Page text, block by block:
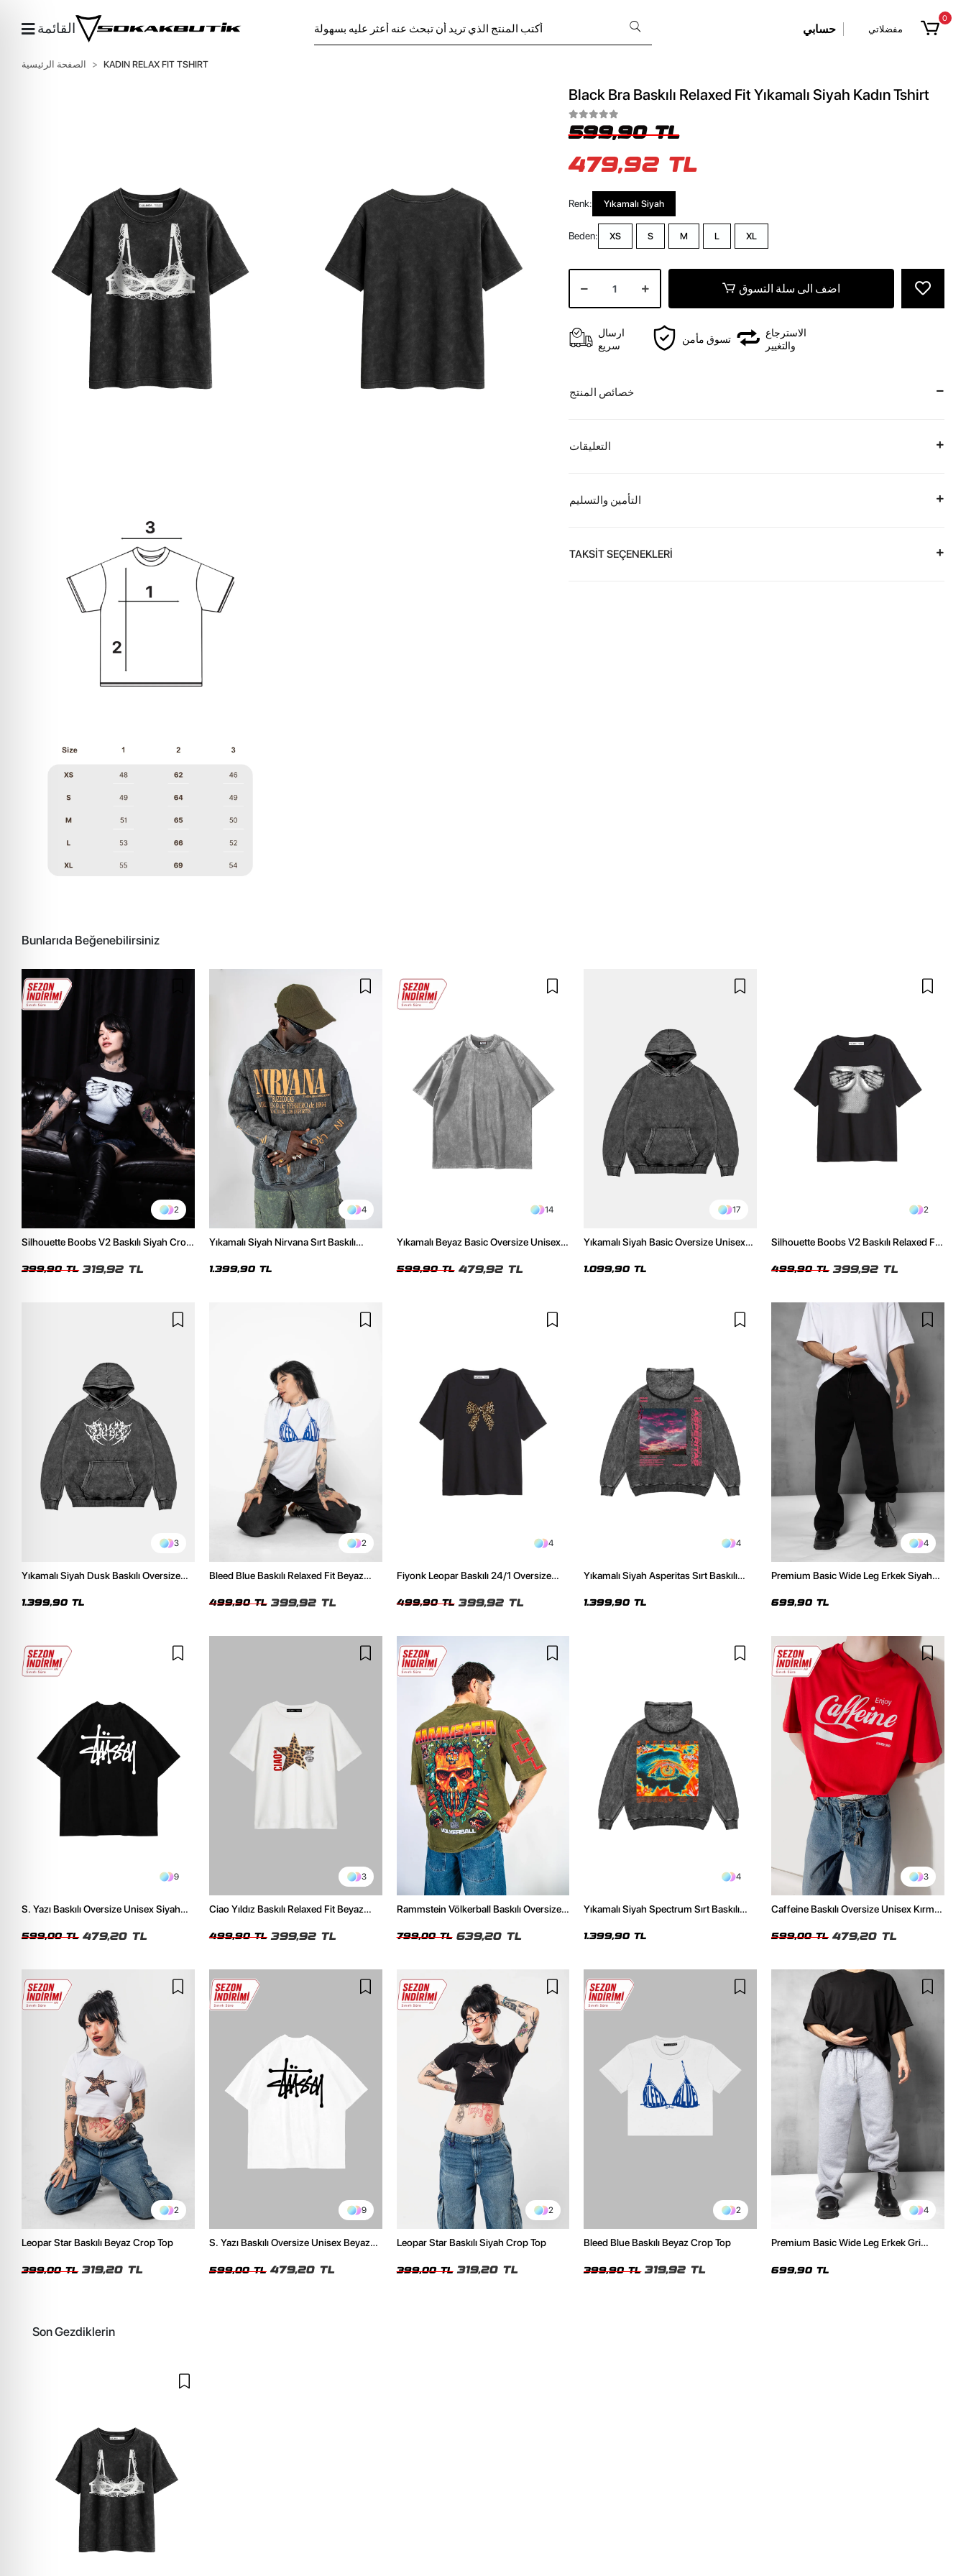
القائمة حسابي مفضلاتي
0
الصفحة الرئيسية KADIN RELAX FIT TSHIRT
Black Bra Baskılı Relaxed Fit Yıkamalı Siyah Kadın Tshirt
599,90 TL
479,92 TL
Renk: Yıkamalı Siyah
Beden: XS S M L XL
اضف الى سلة التسوق
ارسال
سريع
تسوق مأمن
الاسترجاع
والتغيير
خصائص المنتج
التعليقات
التأمين والتسليم
TAKSİT SEÇENEKLERİ
Bunlarıda Beğenebilirsiniz
2
Silhouette Boobs V2 Baskılı Siyah Crop
399,90 TL 319,92 TL
4
Yıkamalı Siyah Nirvana Sırt Baskılı
1.399,90 TL
14
Yıkamalı Beyaz Basic Oversize Unisex
599,90 TL 479,92 TL
17
Yıkamalı Siyah Basic Oversize Unisex
1.099,90 TL
2
Silhouette Boobs V2 Baskılı Relaxed Fit
499,90 TL 399,92 TL
3
Yıkamalı Siyah Dusk Baskılı Oversize
1.399,90 TL
2
Bleed Blue Baskılı Relaxed Fit Beyaz
499,90 TL 399,92 TL
4
Fiyonk Leopar Baskılı 24/1 Oversize
499,90 TL 399,92 TL
4
Yıkamalı Siyah Asperitas Sırt Baskılı
1.399,90 TL
4
Premium Basic Wide Leg Erkek Siyah
699,90 TL
9
S. Yazı Baskılı Oversize Unisex Siyah
599,00 TL 479,20 TL
3
Ciao Yıldız Baskılı Relaxed Fit Beyaz
499,90 TL 399,92 TL
Rammstein Völkerball Baskılı Oversize
799,00 TL 639,20 TL
4
Yıkamalı Siyah Spectrum Sırt Baskılı
1.399,90 TL
3
Caffeine Baskılı Oversize Unisex Kırmızı
599,00 TL 479,20 TL
2
Leopar Star Baskılı Beyaz Crop Top
399,00 TL 319,20 TL
9
S. Yazı Baskılı Oversize Unisex Beyaz
599,00 TL 479,20 TL
2
Leopar Star Baskılı Siyah Crop Top
399,00 TL 319,20 TL
2
Bleed Blue Baskılı Beyaz Crop Top
399,90 TL 319,92 TL
4
Premium Basic Wide Leg Erkek Gri
699,90 TL
Son Gezdiklerin